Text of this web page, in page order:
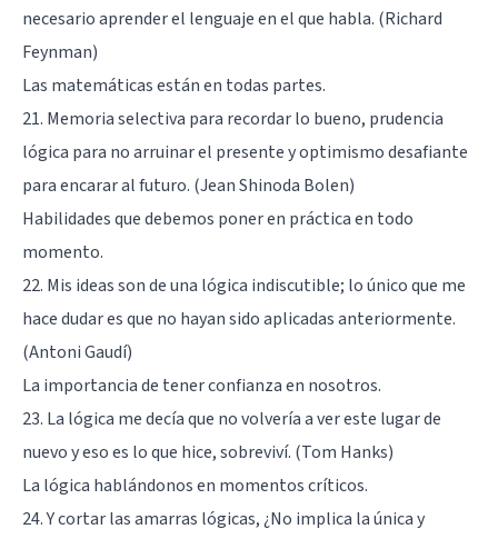
necesario aprender el lenguaje en el que habla. (Richard
Feynman)
Las matemáticas están en todas partes.
21. Memoria selectiva para recordar lo bueno, prudencia
lógica para no arruinar el presente y optimismo desafiante
para encarar al futuro. (Jean Shinoda Bolen)
Habilidades que debemos poner en práctica en todo
momento.
22. Mis ideas son de una lógica indiscutible; lo único que me
hace dudar es que no hayan sido aplicadas anteriormente.
(Antoni Gaudí)
La importancia de tener confianza en nosotros.
23. La lógica me decía que no volvería a ver este lugar de
nuevo y eso es lo que hice, sobreviví. (Tom Hanks)
La lógica hablándonos en momentos críticos.
24. Y cortar las amarras lógicas, ¿No implica la única y